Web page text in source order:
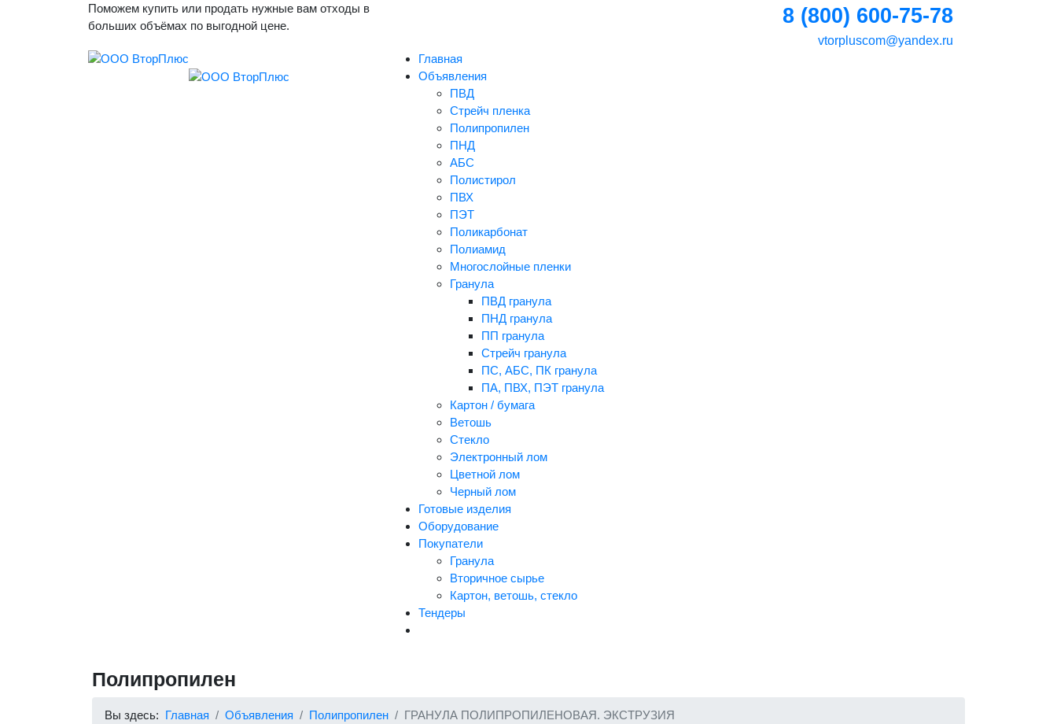
Поможем купить или продать нужные вам отходы в
больших объёмах по выгодной цене.
8 (800) 600-75-78
vtorpluscom@yandex.ru
Главная
Объявления
ПВД
Стрейч пленка
Полипропилен
ПНД
АБС
Полистирол
ПВХ
ПЭТ
Поликарбонат
Полиамид
Многослойные пленки
Гранула
ПВД гранула
ПНД гранула
ПП гранула
Стрейч гранула
ПС, АБС, ПК гранула
ПА, ПВХ, ПЭТ гранула
Картон / бумага
Ветошь
Стекло
Электронный лом
Цветной лом
Черный лом
Готовые изделия
Оборудование
Покупатели
Гранула
Вторичное сырье
Картон, ветошь, стекло
Тендеры
Полипропилен
Вы здесь: Главная Объявления Полипропилен ГРАНУЛА ПОЛИПРОПИЛЕНОВАЯ. ЭКСТРУЗИЯ